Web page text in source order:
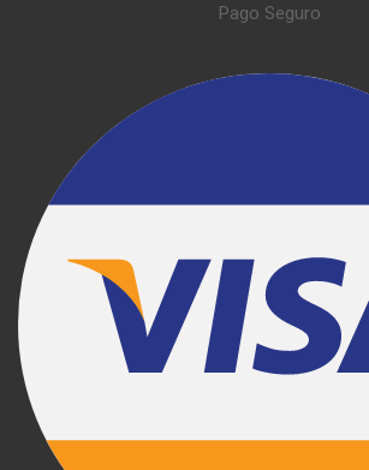
Pago Seguro